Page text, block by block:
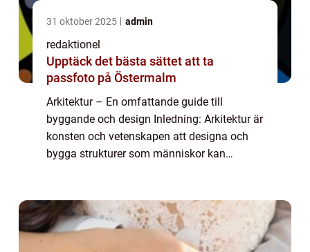
31 oktober 2025 admin
redaktionel
Upptäck det bästa sättet att ta
passfoto på Östermalm
Arkitektur – En omfattande guide till
byggande och design Inledning: Arkitektur är
konsten och vetenskapen att designa och
bygga strukturer som människor kan